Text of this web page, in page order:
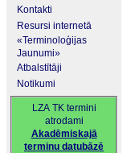
Kontakti
Resursi internetā
«Terminoloģijas
Jaunumi»
Atbalstītāji
Notikumi
LZA TK termini
atrodami
Akadēmiskajā
terminu datubāzē